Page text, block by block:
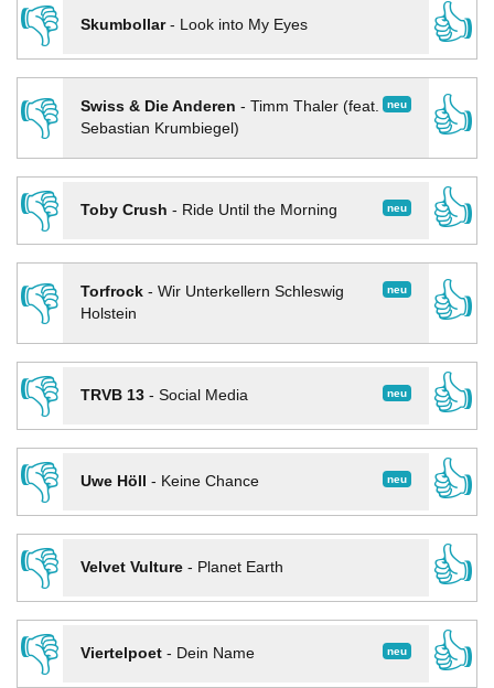
👎
Skumbollar- Look into My Eyes
👍
👎
neu
Swiss & Die Anderen - Timm Thaler (feat.
Sebastian Krumbiegel)
👍
👎
neu
Toby Crush - Ride Until the Morning
👍
👎
neu
Torfrock- Wir Unterkellern Schleswig
Holstein
👍
👎
neu
TRVB 13- Social Media
👍
👎
neu
Uwe Höll - Keine Chance
👍
👎
Velvet Vulture- Planet Earth
👍
👎
neu
Viertelpoet- Dein Name
👍